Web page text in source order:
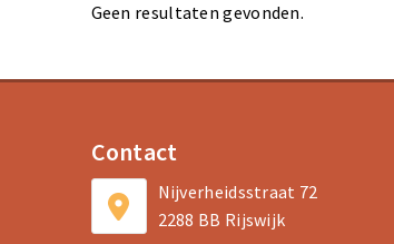
Geen resultaten gevonden.
Contact
Nijverheidsstraat 72
2288 BB Rijswijk